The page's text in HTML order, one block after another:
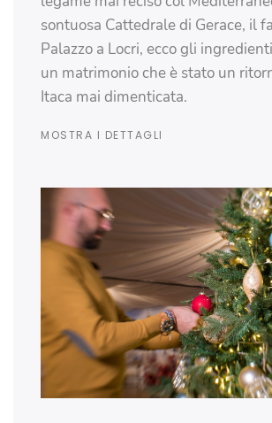
sontuosa Cattedrale di Gerace, il
Palazzo a Locri, ecco gli
un matrimonio che è stato un
Itaca mai dimenticata.
MOSTRA I DETTAGLI